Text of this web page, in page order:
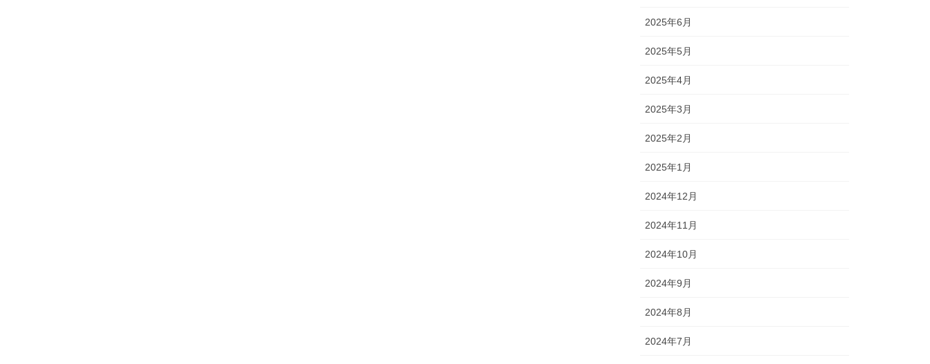
2025年6月
2025年5月
2025年4月
2025年3月
2025年2月
2025年1月
2024年12月
2024年11月
2024年10月
2024年9月
2024年8月
2024年7月